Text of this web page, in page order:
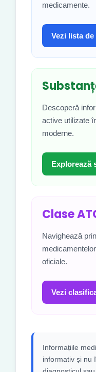
medicamente.
Vezi lista
Descoperă
active utilizate
moderne.
Explorează
Clase
Navighează
oficiale.
Vezi
Informațiile
informativ și nu